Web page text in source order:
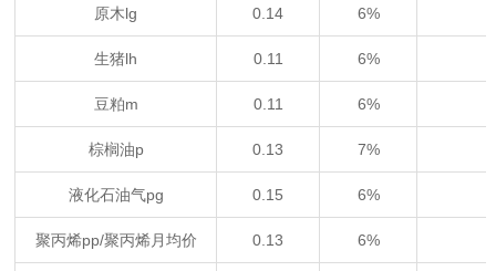
原木lg 0.14 6%
生猪lh 0.11 6%
豆粕m 0.11 6%
棕榈油p 0.13 7%
液化石油气pg 0.15 6%
聚丙烯pp/聚丙烯月均价 0.13 6%